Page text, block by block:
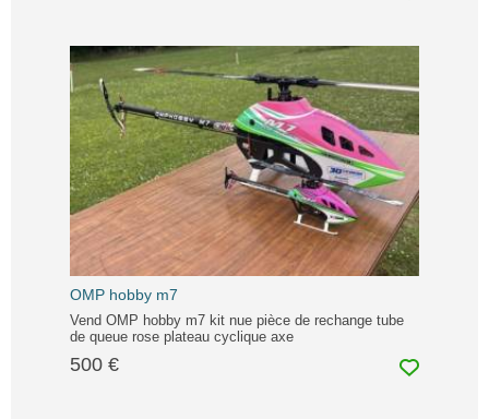
OMP hobby m7
Vend OMP hobby m7 kit nue pièce de rechange tube
de queue rose plateau cyclique axe
500 €